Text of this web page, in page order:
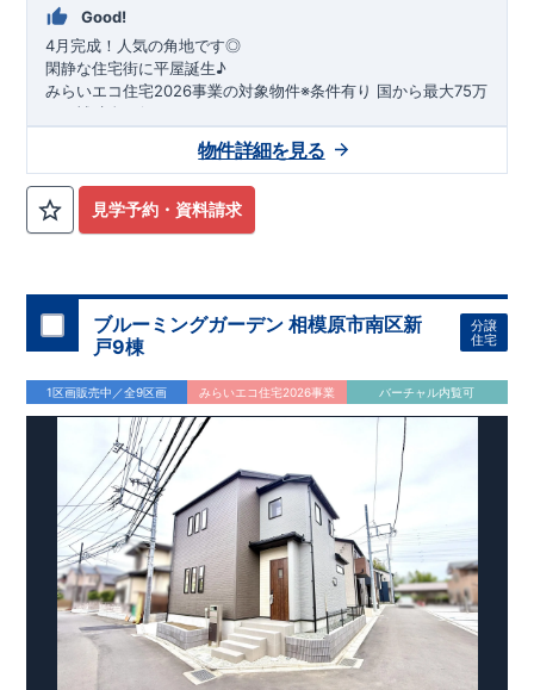
Good!
4月完成！人気の角地です◎
閑静な住宅街に平屋誕生♪
​みらいエコ住宅2026事業の対象物件※条件有り 国から最大75万
円の補助金が得られます！
数料が差し引かれます。
​・玄関から直接洗面所・浴室
外から帰ってきたお子様も
​・
キッチンには 食器洗い機完備
​段差のないシームアンダーボウル仕様でお手入れ簡単◎
​・主寝室には
アクセントクロス使用♪
​↓↓クリックで詳細ご紹介
◆充実のアフターサポート◆
​東栄住宅では、お引き渡し後最大4回の無料点検と、最長60年
間の品質保証を実施。
​お引き渡しからが本当のお付き合いだと考え、アフターサービ
スを外部の業者に委託せず、
​東栄住宅グループ「東栄ホームサービス株式会社」にて責任を
もって対応いたします。
​​↓↓クリックで詳細ご紹介
◆長期優良住宅【済】◆
​当物件は国から定められた7つの技術基準をクリアした認定住
宅！
​住宅ローンの金利優遇、税金面の優遇が得られるなどの、金銭
的メリットが大きいのも魅力です。
見学予約・資料請求
物件詳細を見る
ブルーミングガーデン 相模原市南区新
戸9棟
分譲
住宅
1区画販売中／全9区画 みらいエコ住宅2026事業 バーチャル内覧可